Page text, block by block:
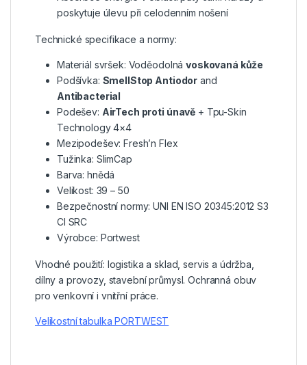
poskytuje úlevu při celodenním nošení
Technické specifikace a normy:
Materiál svršek: Voděodolnávoskovaná kůže
Podšívka: SmellStop Antiodor and
Antibacterial
Podešev: AirTech proti únavě + Tpu-Skin
Technology 4×4
Mezipodešev: Fresh’n Flex
Tužinka: SlimCap
Barva: hnědá
Velikost: 39 – 50
Bezpečnostní normy: UNI EN ISO 20345:2012 S3
CI SRC
Výrobce: Portwest
Vhodné použití: logistika a sklad, servis a údržba,
dílny a provozy, stavební průmysl. Ochranná obuv
pro venkovní i vnitřní práce.
Velikostní tabulka PORTWEST